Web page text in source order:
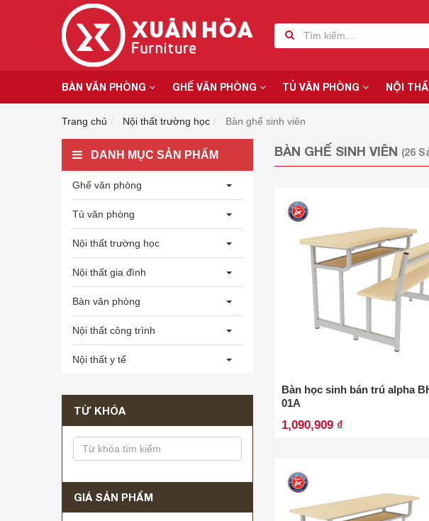
BÀN VĂN PHÒNG GHẾ VĂN PHÒNG TỦ VĂN PHÒNG NỘI
Trang chủ Nội thất trường học Bàn ghế sinh viên
DANH MỤC SẢN PHẨM
Ghế văn phòng
Tủ văn phòng
Nội thất trường học
Nội thất gia đình
Bàn văn phòng
Nội thất công trình
Nội thất y tế
TỪ KHÓA
GIÁ SẢN PHẨM
BÀN GHẾ SINH VIÊN (26
Bàn học sinh bán trú alpha
01A
1,090,909 ₫